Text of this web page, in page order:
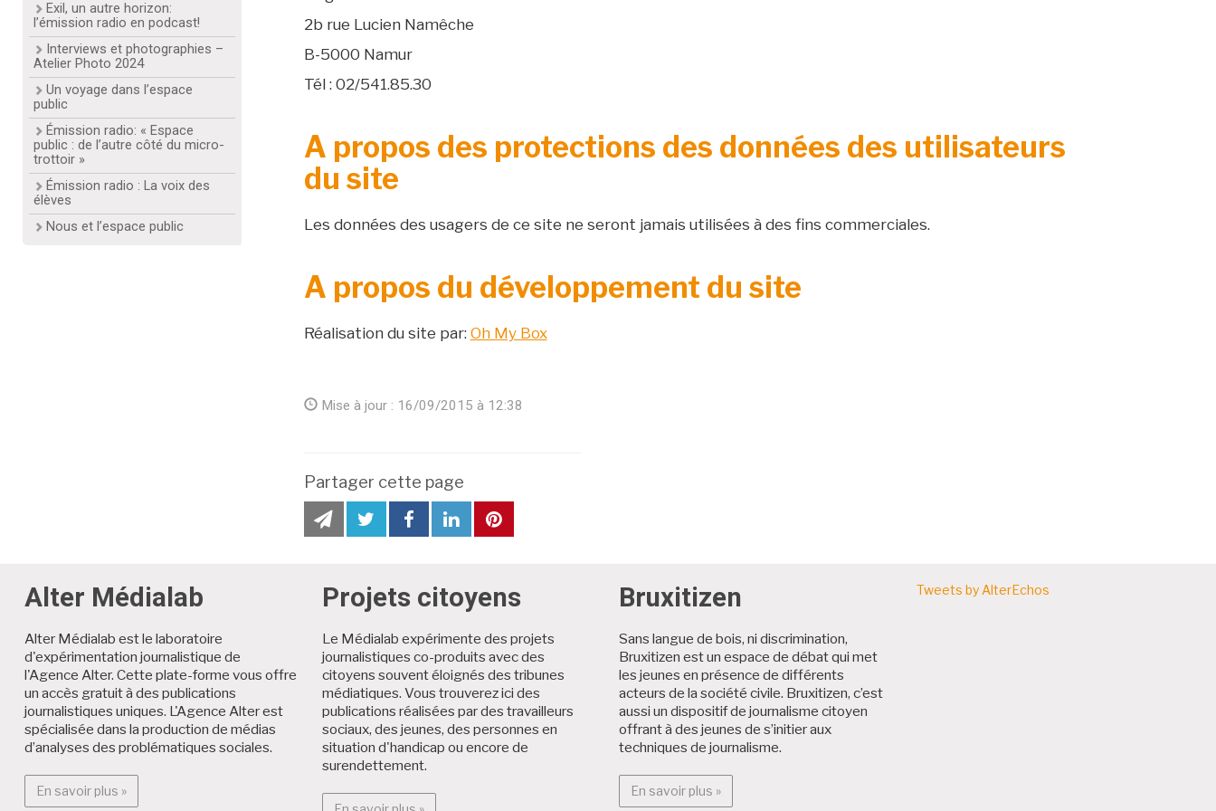
2b rue Lucien Namêche
B-5000 Namur
Tél : 02/541.85.30
A propos des protections des données des utilisateurs
du site
Les données des usagers de ce site ne seront jamais utilisées à des fins commerciales.
A propos du développement du site
Réalisation du site par: Oh My Box
date
jour
Mise à jour : 16/09/2015 à 12:38
Partager cette page
partager
cet
mail
partager
cet
Partager
cet
partager
cet
partager
cet
Exil, un autre horizon:
l’émission radio en podcast!
Interviews et photographies –
Atelier Photo 2024
Un voyage dans l’espace
public
Émission radio: « Espace
public : de l’autre côté du micro-
trottoir »
Émission radio : La voix des
élèves
Nous et l’espace public
Alter Médialab
Alter Médialab est le laboratoire
d'expérimentation journalistique de
l'Agence Alter. Cette plate-forme vous offre
un accès gratuit à des publications
journalistiques uniques. L'Agence Alter est
spécialisée dans la production de médias
d’analyses des problématiques sociales.
En savoir plus »En savoir plus : Alter Médialab
Projets citoyens
Le Médialab expérimente des projets
journalistiques co-produits avec des
citoyens souvent éloignés des tribunes
médiatiques. Vous trouverez ici des
publications réalisées par des travailleurs
sociaux, des jeunes, des personnes en
situation d'handicap ou encore de
surendettement.
En savoir plus : Projets citoyens
Bruxitizen
Sans langue de bois, ni discrimination,
Bruxitizen est un espace de débat qui met
les jeunes en présence de différents
acteurs de la société civile. Bruxitizen, c’est
aussi un dispositif de journalisme citoyen
offrant à des jeunes de s’initier aux
techniques de journalisme.
En savoir plus »En savoir plus : Bruxitizen
Tweets by AlterEchos